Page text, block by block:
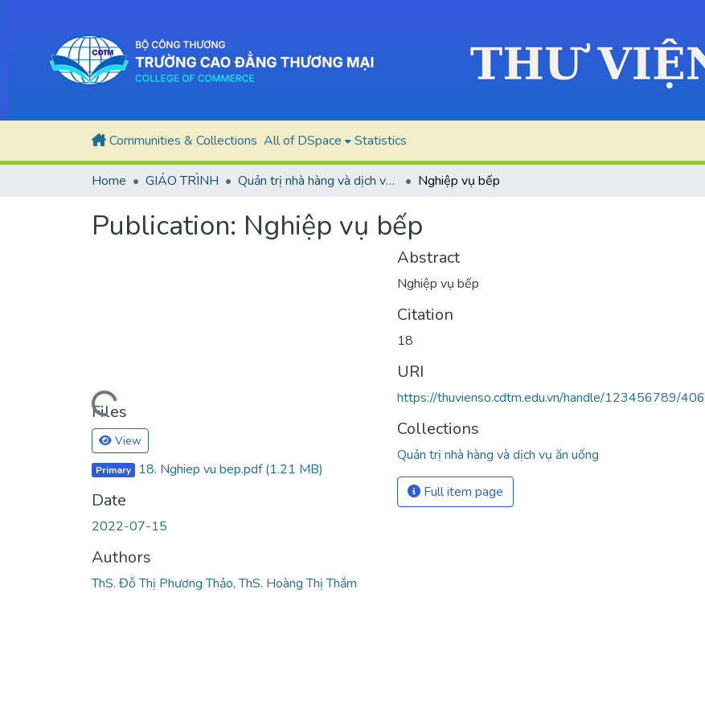
Communities & Collections All of DSpace Statistics
Home GIÁO TRÌNH Quản trị nhà hàng và dịch vụ ăn uống Nghiệp vụ bếp
Publication: Nghiệp vụ bếp
Loading...
Files
View
Primary 18. Nghiep vu bep.pdf(1.21 MB)
Date
2022-07-15
Authors
ThS. Đỗ Thị Phương Thảo, ThS. Hoàng Thị Thắm
Abstract
Nghiệp vụ bếp
Citation
18
URI
https://thuvienso.cdtm.edu.vn/handle/123456789/406
Collections
Quản trị nhà hàng và dịch vụ ăn uống
Full item page